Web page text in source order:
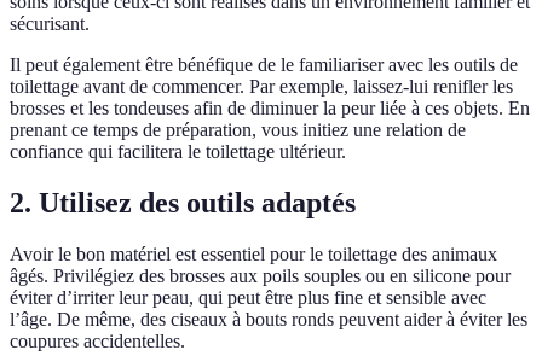
sécurisant.
Il peut également être bénéfique de le familiariser avec les outils de
toilettage avant de commencer. Par exemple, laissez-lui renifler les
brosses et les tondeuses afin de diminuer la peur liée à ces objets. En
prenant ce temps de préparation, vous initiez une relation de
confiance qui facilitera le toilettage ultérieur.
2. Utilisez des outils adaptés
Avoir le bon matériel est essentiel pour le toilettage des animaux
âgés. Privilégiez des brosses aux poils souples ou en silicone pour
éviter d’irriter leur peau, qui peut être plus fine et sensible avec
l’âge. De même, des ciseaux à bouts ronds peuvent aider à éviter les
coupures accidentelles.